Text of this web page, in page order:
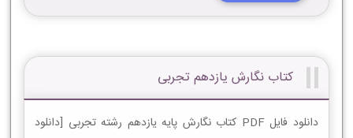
کتاب نگارش یازدهم تجربی
دانلود فایل PDF کتاب نگارش پایه یازدهم رشته تجربی [دانلود